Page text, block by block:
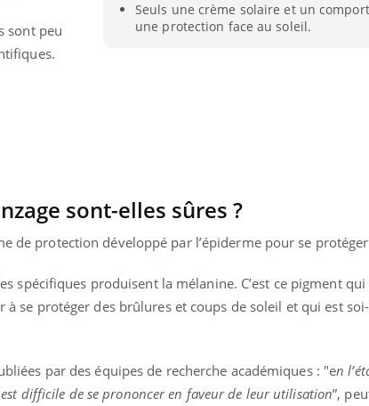
Seuls une crème solaire et un
une protection face au soleil.
sont peu
sont-elles sûres ?
de protection développé par l’épiderme pour se
spécifiques produisent la mélanine. C’est ce pigment
à se protéger des brûlures et coups de soleil et qui est
par des équipes de recherche académiques : "en
difficile de se prononcer en faveur de leur utilisation”,
Mordue par un
barracuda, une petite fille